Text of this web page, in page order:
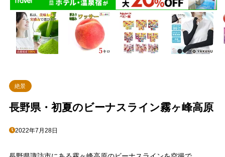
絶景
長野県・初夏のビーナスライン霧ヶ峰高原
2022年7月28日